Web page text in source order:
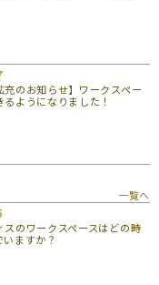
充のお知らせ】ワークスペー
ようになりました！
一覧へ
スのワークスペースはどの時
ますか？